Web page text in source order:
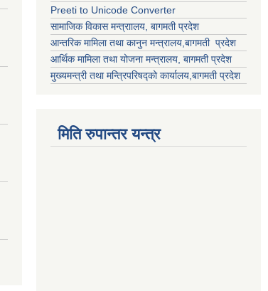
Preeti to Unicode Converter
सामाजिक विकास मन्त्राालय, बागमती प्रदेश
आन्तरिक मामिला तथा कानुन मन्त्रालय,बागमती प्रदेश
आर्थिक मामिला तथा योजना मन्त्रालय, बागमती प्रदेश
मुख्यमन्त्री तथा मन्त्रिपरिषद्को कार्यालय,बागमती प्रदेश
मिति रुपान्तर यन्त्र